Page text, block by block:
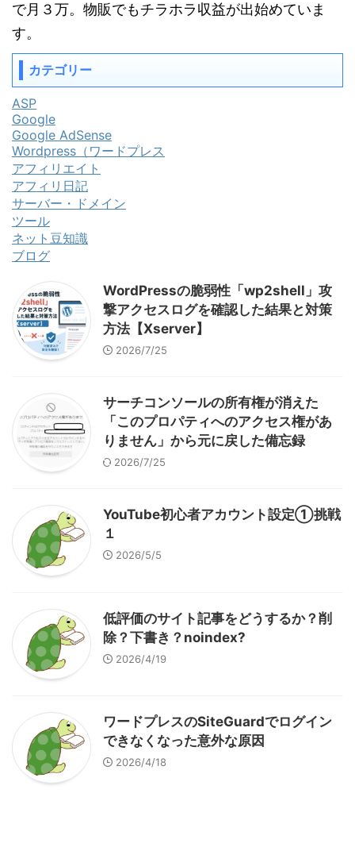
で月３万。物販でもチラホラ収益が出始めていま
す。
カテゴリー
ASP
Google
Google AdSense
Wordpress（ワードプレス
アフィリエイト
アフィリ日記
サーバー・ドメイン
ツール
ネット豆知識
ブログ
WordPressの脆弱性「wp2shell」攻
撃アクセスログを確認した結果と対策
方法【Xserver】
2026/7/25
サーチコンソールの所有権が消えた
「このプロパティへのアクセス権があ
りません」から元に戻した備忘録
2026/7/25
YouTube初心者アカウント設定①挑戦
１
2026/5/5
低評価のサイト記事をどうするか？削
除？下書き？noindex?
2026/4/19
ワードプレスのSiteGuardでログイン
できなくなった意外な原因
2026/4/18